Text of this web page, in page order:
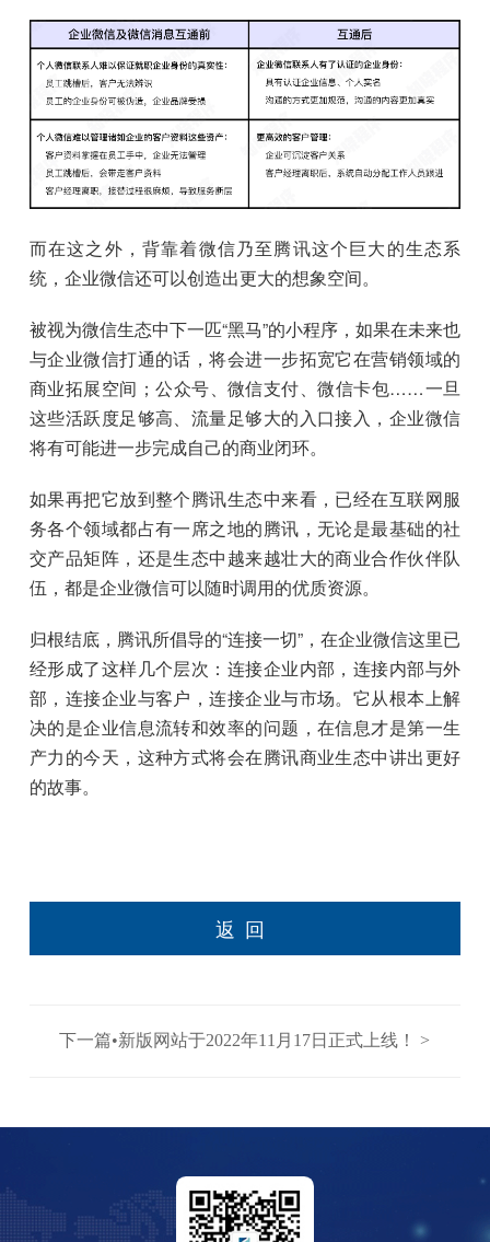
而在这之外，背靠着微信乃至腾讯这个巨大的生态系
统，企业微信还可以创造出更大的想象空间。
被视为微信生态中下一匹“黑马”的小程序，如果在未来也
与企业微信打通的话，将会进一步拓宽它在营销领域的
商业拓展空间；公众号、微信支付、微信卡包……一旦
这些活跃度足够高、流量足够大的入口接入，企业微信
将有可能进一步完成自己的商业闭环。
如果再把它放到整个腾讯生态中来看，已经在互联网服
务各个领域都占有一席之地的腾讯，无论是最基础的社
交产品矩阵，还是生态中越来越壮大的商业合作伙伴队
伍，都是企业微信可以随时调用的优质资源。
归根结底，腾讯所倡导的“连接一切”，在企业微信这里已
经形成了这样几个层次：连接企业内部，连接内部与外
部，连接企业与客户，连接企业与市场。它从根本上解
决的是企业信息流转和效率的问题，在信息才是第一生
产力的今天，这种方式将会在腾讯商业生态中讲出更好
的故事。
返回
下一篇•新版网站于2022年11月17日正式上线！ >